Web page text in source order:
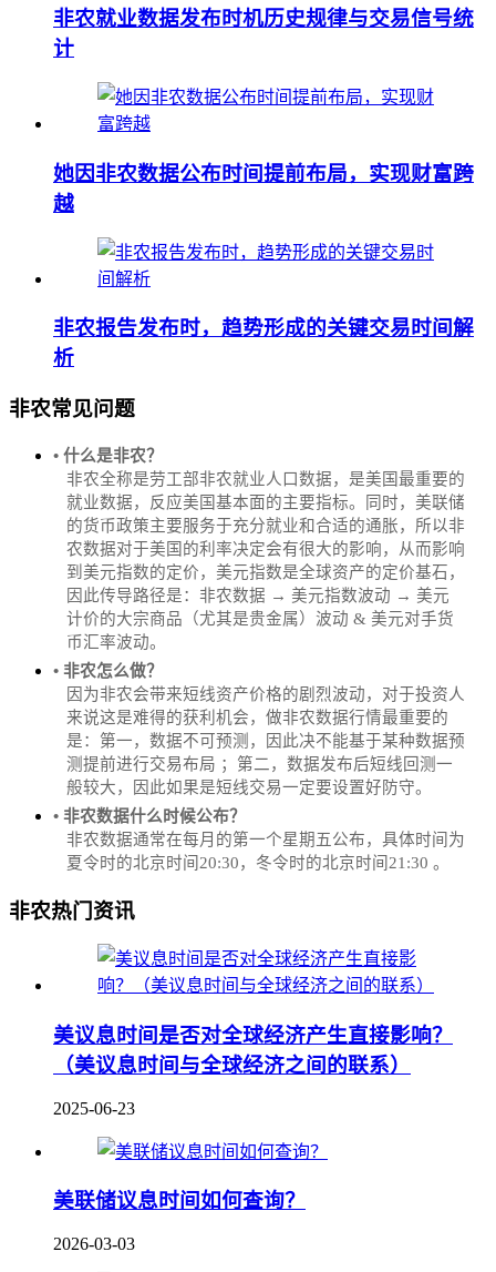
非农就业数据发布时机历史规律与交易信号统
计
她因非农数据公布时间提前布局，实现财富跨
越
非农报告发布时，趋势形成的关键交易时间解
析
非农常见问题
• 什么是非农？
非农全称是劳工部非农就业人口数据，是美国最重要的
就业数据，反应美国基本面的主要指标。同时，美联储
的货币政策主要服务于充分就业和合适的通胀，所以非
农数据对于美国的利率决定会有很大的影响，从而影响
到美元指数的定价，美元指数是全球资产的定价基石，
因此传导路径是：非农数据 → 美元指数波动 → 美元
计价的大宗商品（尤其是贵金属）波动 & 美元对手货
币汇率波动。
• 非农怎么做？
因为非农会带来短线资产价格的剧烈波动，对于投资人
来说这是难得的获利机会，做非农数据行情最重要的
是：第一，数据不可预测，因此决不能基于某种数据预
测提前进行交易布局 ；第二，数据发布后短线回测一
般较大，因此如果是短线交易一定要设置好防守。
• 非农数据什么时候公布？
‌非农数据通常在每月的第一个星期五公布，具体时间为
夏令时的北京时间20:30，冬令时的北京时间21:30‌‌ 。
非农热门资讯
美议息时间是否对全球经济产生直接影响？
（美议息时间与全球经济之间的联系）
2025-06-23
美联储议息时间如何查询？
2026-03-03